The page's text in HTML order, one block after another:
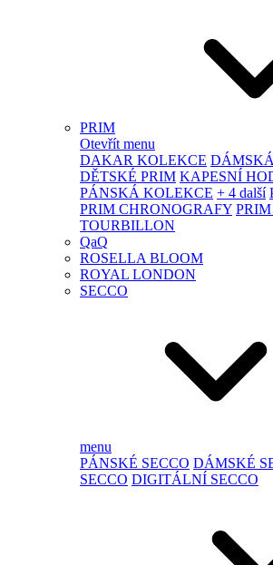
PRIM
Otevřít menu
DAKAR KOLEKCE
DĚTSKÉ PRIM KAPESNÍ
PÁNSKÁ KOLEKCE + 4 další
PRIM CHRONOGRAFY
TOURBILLON
QaQ
ROSELLA BLOOM
ROYAL LONDON
SECCO
menu
PÁNSKÉ SECCO DÁMSKÉ
SECCO DIGITÁLNÍ SECCO